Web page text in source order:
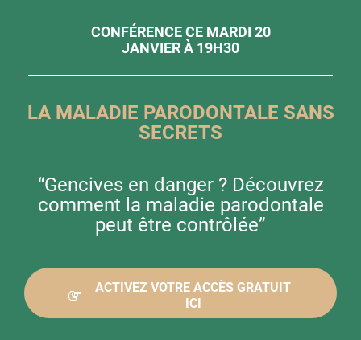
CONFÉRENCE CE MARDI 20
JANVIER À 19H30
LA MALADIE PARODONTALE SANS
SECRETS
“Gencives en danger ? Découvrez
comment la maladie parodontale
peut être contrôlée”
ACTIVEZ VOTRE ACCÈS GRATUIT
ICI